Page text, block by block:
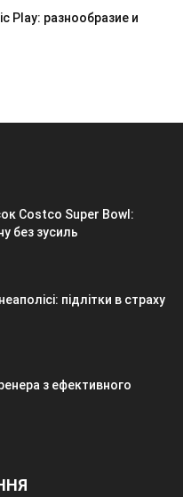
Play: разнообразие и
Costco Super Bowl:
без зусиль
підлітки в страху
з ефективного